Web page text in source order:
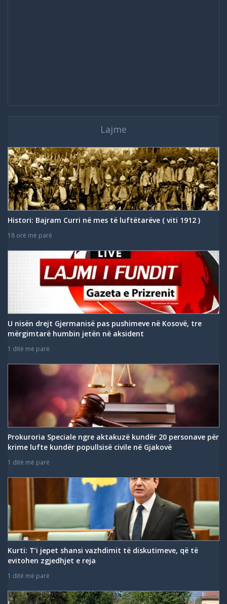
Lajme
Histori: Bajram Curri në mes të luftëtarëve ( viti 1912 )
18 orë më parë
U nisën drejt Gjermanisë pas pushimeve në Kosovë, tre
mërgimtarë humbin jetën në aksident
1 ditë më parë
Prokuroria Speciale ngre aktakuzë kundër 20 personave për
krime lufte kundër popullsisë civile në Gjakovë
1 ditë më parë
Kurti: T’i jepet shansi vazhdimit të diskutimeve, që të
evitohen zgjedhjet e reja
1 ditë më parë